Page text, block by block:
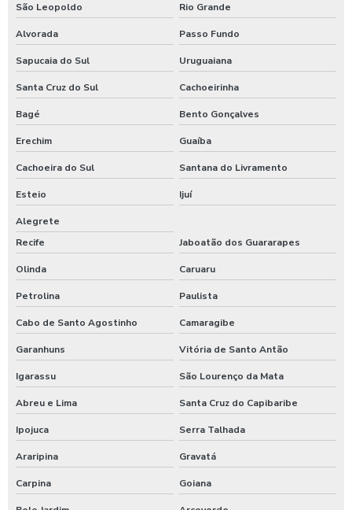
São Leopoldo Rio Grande
Alvorada Passo Fundo
Sapucaia do Sul Uruguaiana
Santa Cruz do Sul Cachoeirinha
Bagé Bento Gonçalves
Erechim Guaíba
Cachoeira do Sul Santana do Livramento
Esteio Ijuí
Alegrete
Recife
Jaboatão dos Guararapes
Olinda Caruaru
Petrolina Paulista
Cabo de Santo Agostinho Camaragibe
Garanhuns Vitória de Santo Antão
Igarassu São Lourenço da Mata
Abreu e Lima Santa Cruz do Capibaribe
Ipojuca Serra Talhada
Araripina Gravatá
Carpina Goiana